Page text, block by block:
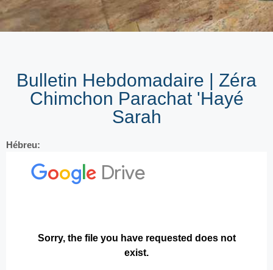
Bulletin Hebdomadaire | Zéra
Chimchon Parachat 'Hayé
Sarah
Hébreu: